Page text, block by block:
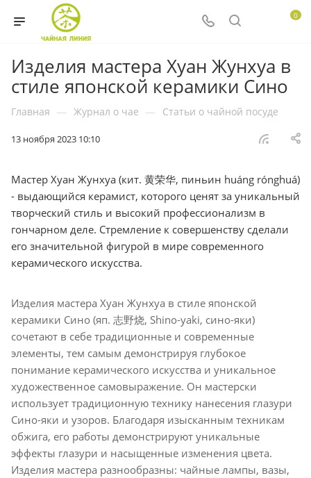
0
Изделия мастера Хуан Жунхуа в
стиле японской керамики Сино
Главная — Журнал о чае — Статьи о чайной посуде
13 ноября 2023 10:10
Мастер Хуан Жунхуа (кит. 黄荣华, пиньин huáng rónghuá)
- выдающийся керамист, которого ценят за уникальный
творческий стиль и высокий профессионализм в
гончарном деле. Стремление к совершенству сделали
его значительной фигурой в мире современного
керамического искусства.
Изделия мастера Хуан Жунхуа в стиле японской
керамики Сино (яп. 志野烧, Shino-yaki, сино-яки)
сочетают в себе традиционные и современные
элементы, тем самым демонстрируя глубокое
понимание керамического искусства и уникальное
художественное самовыражение. Он мастерски
использует традиционную технику нанесения глазури
Сино-яки и узоров. Благодаря изысканным техникам
обжига, его работы демонстрируют уникальные
эффекты глазури и насыщенные изменения цвета.
Изделия мастера разнообразны: чайные лампы, вазы,